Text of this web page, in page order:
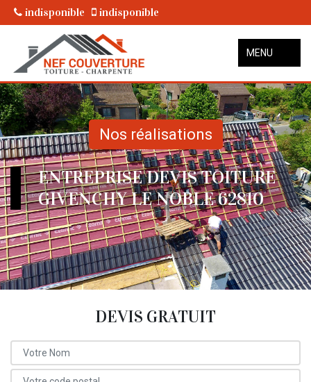
indisponible indisponible
MENU
Nos réalisations
ENTREPRISE DEVIS TOITURE
GIVENCHY LE NOBLE 62810
DEVIS GRATUIT